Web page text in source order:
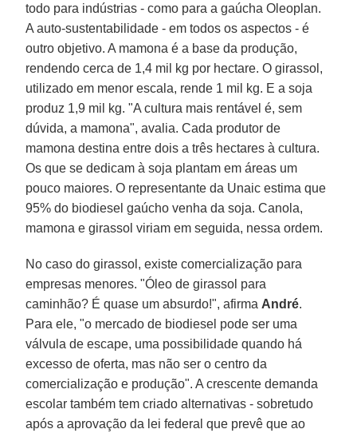
todo para indústrias - como para a gaúcha Oleoplan.
A auto-sustentabilidade - em todos os aspectos - é
outro objetivo. A mamona é a base da produção,
rendendo cerca de 1,4 mil kg por hectare. O girassol,
utilizado em menor escala, rende 1 mil kg. E a soja
produz 1,9 mil kg. "A cultura mais rentável é, sem
dúvida, a mamona", avalia. Cada produtor de
mamona destina entre dois a três hectares à cultura.
Os que se dedicam à soja plantam em áreas um
pouco maiores. O representante da Unaic estima que
95% do biodiesel gaúcho venha da soja. Canola,
mamona e girassol viriam em seguida, nessa ordem.
No caso do girassol, existe comercialização para
empresas menores. "Óleo de girassol para
caminhão? É quase um absurdo!", afirma André.
Para ele, "o mercado de biodiesel pode ser uma
válvula de escape, uma possibilidade quando há
excesso de oferta, mas não ser o centro da
comercialização e produção". A crescente demanda
escolar também tem criado alternativas - sobretudo
após a aprovação da lei federal que prevê que ao